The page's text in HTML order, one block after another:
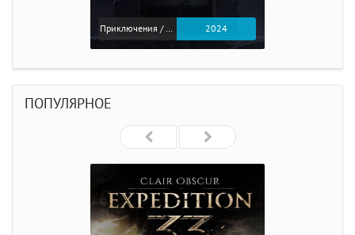
2024
ПОПУЛЯРНОЕ